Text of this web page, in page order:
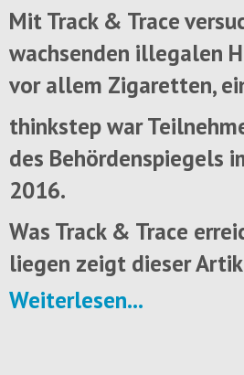
Mit Track & Trace
wachsenden illegalen
vor allem Zigaretten,
thinkstep war
des Behördenspiegels
2016.
Was Track & Trace
liegen zeigt dieser
Weiterlesen...